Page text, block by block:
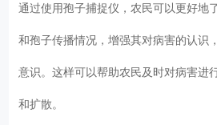
通过使用孢子捕捉仪，农民可以更好地
和孢子传播情况，增强其对病害的认识
意识。这样可以帮助农民及时对病害进
和扩散。